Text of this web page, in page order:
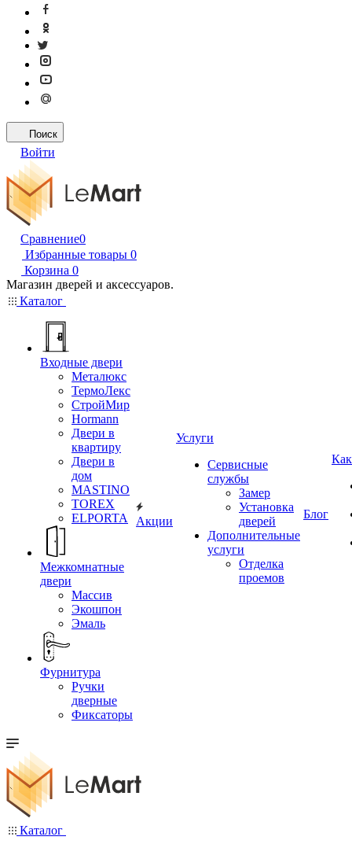
Поиск
Войти
Сравнение0
Избранные товары 0
Корзина 0
Магазин дверей и аксессуаров.
Каталог
Входные двери
Металюкс
ТермоЛекс
СтройМир
Hormann
Двери в
квартиру
Двери в
дом
MASTINO
TOREX
ELPORTA
Межкомнатные
двери
Массив
Экошпон
Эмаль
Фурнитура
Ручки
дверные
Фиксаторы
Акции
Услуги
Сервисные
службы
Замер
Установка
дверей
Дополнительные
услуги
Отделка
проемов
Блог
Каталог